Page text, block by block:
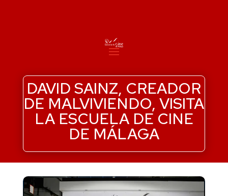
DAVID SAINZ, CREADOR
DE MALVIVIENDO, VISITA
LA ESCUELA DE CINE
DE MÁLAGA